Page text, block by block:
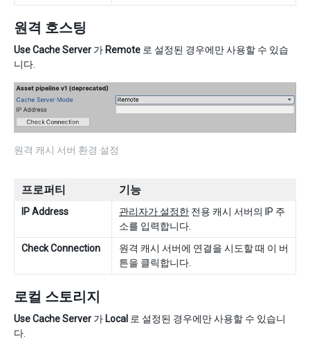
원격 호스팅
Use Cache Server 가 Remote 로 설정된 경우에만 사용할 수 있습
니다.
원격 캐시 서버 환경 설정
프로퍼티 기능
IP Address 관리자가 설정한 전용 캐시 서버의 IP 주
소를 입력합니다.
Check Connection
원격 캐시 서버에 연결을 시도할 때 이 버
튼을 클릭합니다.
로컬 스토리지
Use Cache Server 가 Local 로 설정된 경우에만 사용할 수 있습니
다.